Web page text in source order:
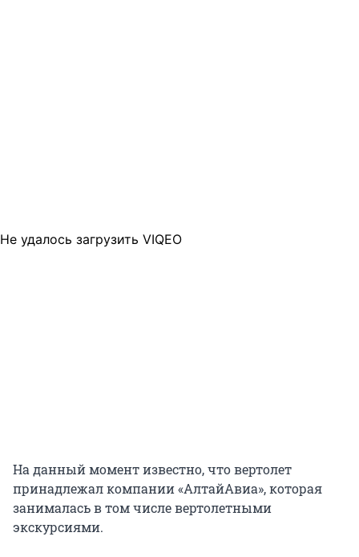
Не удалось загрузить VIQEO
На данный момент известно, что вертолет
принадлежал компании «АлтайАвиа», которая
занималась в том числе вертолетными
экскурсиями.